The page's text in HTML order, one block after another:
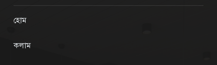
হোম
কলাম